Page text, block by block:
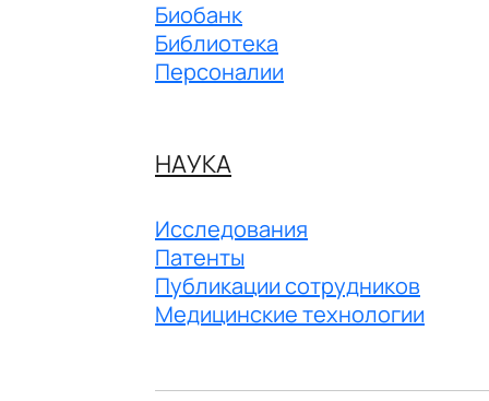
Биобанк
Библиотека
Персоналии
НАУКА
Исследования
Патенты
Публикации сотрудников
Медицинские технологии